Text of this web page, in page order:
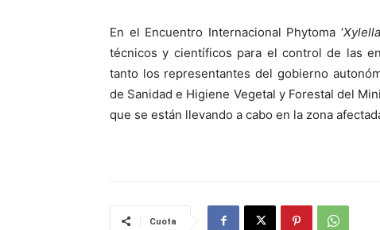
En el Encuentro Internacional Phytoma ‘
técnicos y científicos para el control de las
tanto los representantes del gobierno
de Sanidad e Higiene Vegetal y Forestal del
que se están llevando a cabo en la zona
Cuota